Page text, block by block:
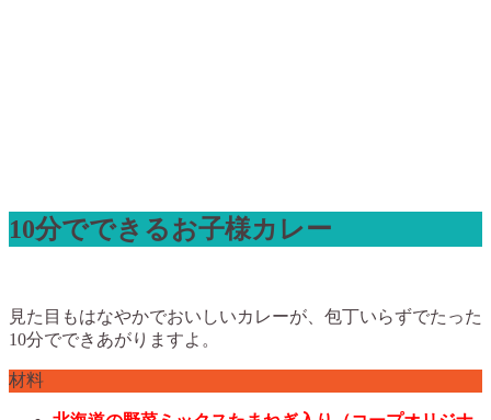
10分でできるお子様カレー
見た目もはなやかでおいしいカレーが、包丁いらずでたった
10分でできあがりますよ。
材料